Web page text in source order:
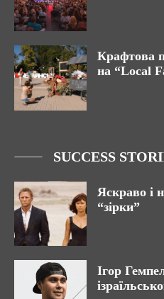
Крафтова
на “Local
SUCCESS
Яскраво і
“зірки”
Ігор